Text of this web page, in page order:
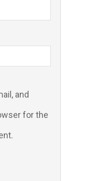
and
for the